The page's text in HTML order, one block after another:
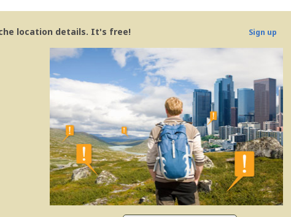
location details. It's free! Sign up